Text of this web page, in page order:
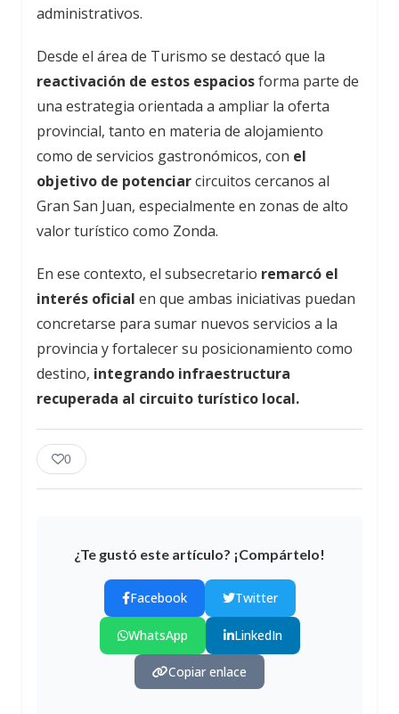
administrativos.
Desde el área de Turismo se destacó que la
reactivación de estos espaciosforma parte de
una estrategia orientada a ampliar la oferta
provincial, tanto en materia de alojamiento
como de servicios gastronómicos, con el
objetivo de potenciarcircuitos cercanos al
Gran San Juan, especialmente en zonas de alto
valor turístico como Zonda.
En ese contexto, el subsecretario remarcó el
interés oficial en que ambas iniciativas puedan
concretarse para sumar nuevos servicios a la
provincia y fortalecer su posicionamiento como
destino, integrando infraestructura
recuperada al circuito turístico local.
0
¿Te gustó este artículo? ¡Compártelo!
Facebook Twitter
WhatsApp LinkedIn
Copiar enlace